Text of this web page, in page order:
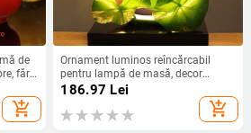
de
fără
add_shopping_cart
Ornament luminos reîncărcabil
pentru lampă de masă, decor
ambiental, cadou
186.97 Lei
add_shopping_cart